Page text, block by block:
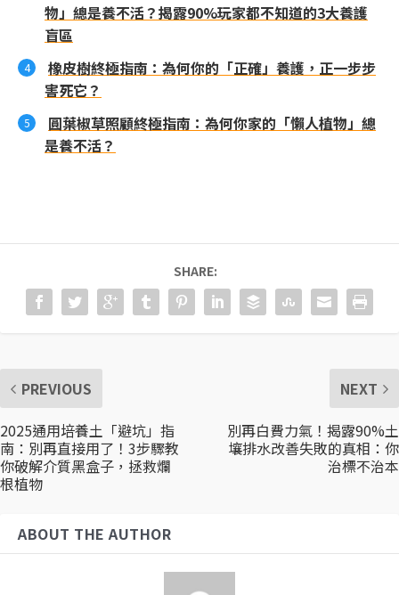
物」總是養不活？揭露90%玩家都不知道的3大養護
盲區
橡皮樹終極指南：為何你的「正確」養護，正一步步
害死它？
圓葉椒草照顧終極指南：為何你家的「懶人植物」總
是養不活？
SHARE:
PREVIOUS
2025通用培養土「避坑」指
南：別再直接用了！3步驟教
你破解介質黑盒子，拯救爛
根植物
NEXT
別再白費力氣！揭露90%土
壤排水改善失敗的真相：你
治標不治本
ABOUT THE AUTHOR